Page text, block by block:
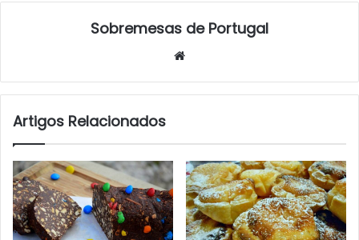
Sobremesas de Portugal
Artigos Relacionados